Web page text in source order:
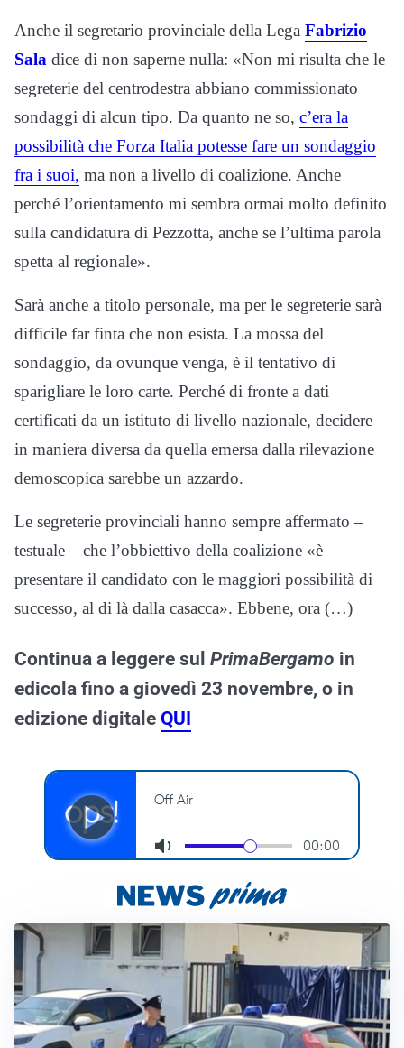
Anche il segretario provinciale della Lega Fabrizio
Sala dice di non saperne nulla: «Non mi risulta che le
segreterie del centrodestra abbiano commissionato
sondaggi di alcun tipo. Da quanto ne so, c’era la
possibilità che Forza Italia potesse fare un sondaggio
fra i suoi, ma non a livello di coalizione. Anche
perché l’orientamento mi sembra ormai molto definito
sulla candidatura di Pezzotta, anche se l’ultima parola
spetta al regionale».
Sarà anche a titolo personale, ma per le segreterie sarà
difficile far finta che non esista. La mossa del
sondaggio, da ovunque venga, è il tentativo di
sparigliare le loro carte. Perché di fronte a dati
certificati da un istituto di livello nazionale, decidere
in maniera diversa da quella emersa dalla rilevazione
demoscopica sarebbe un azzardo.
Le segreterie provinciali hanno sempre affermato –
testuale – che l’obbiettivo della coalizione «è
presentare il candidato con le maggiori possibilità di
successo, al di là dalla casacca». Ebbene, ora (…)
Continua a leggere sul PrimaBergamo in
edicola fino a giovedì 23 novembre, o in
edizione digitale QUI